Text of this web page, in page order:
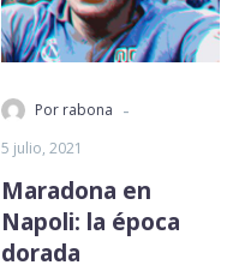
Por rabona -
5 julio, 2021
Maradona en
Napoli: la época
dorada